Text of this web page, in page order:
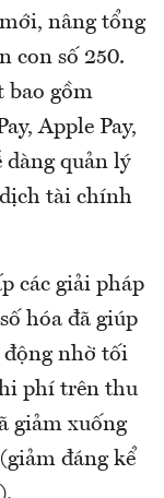
nâng tổng
con số 250.
bao gồm
Apple Pay,
dàng quản lý
dịch tài chính
các giải pháp
hóa đã giúp
động nhờ tối
phí trên thu
giảm xuống
đáng kể